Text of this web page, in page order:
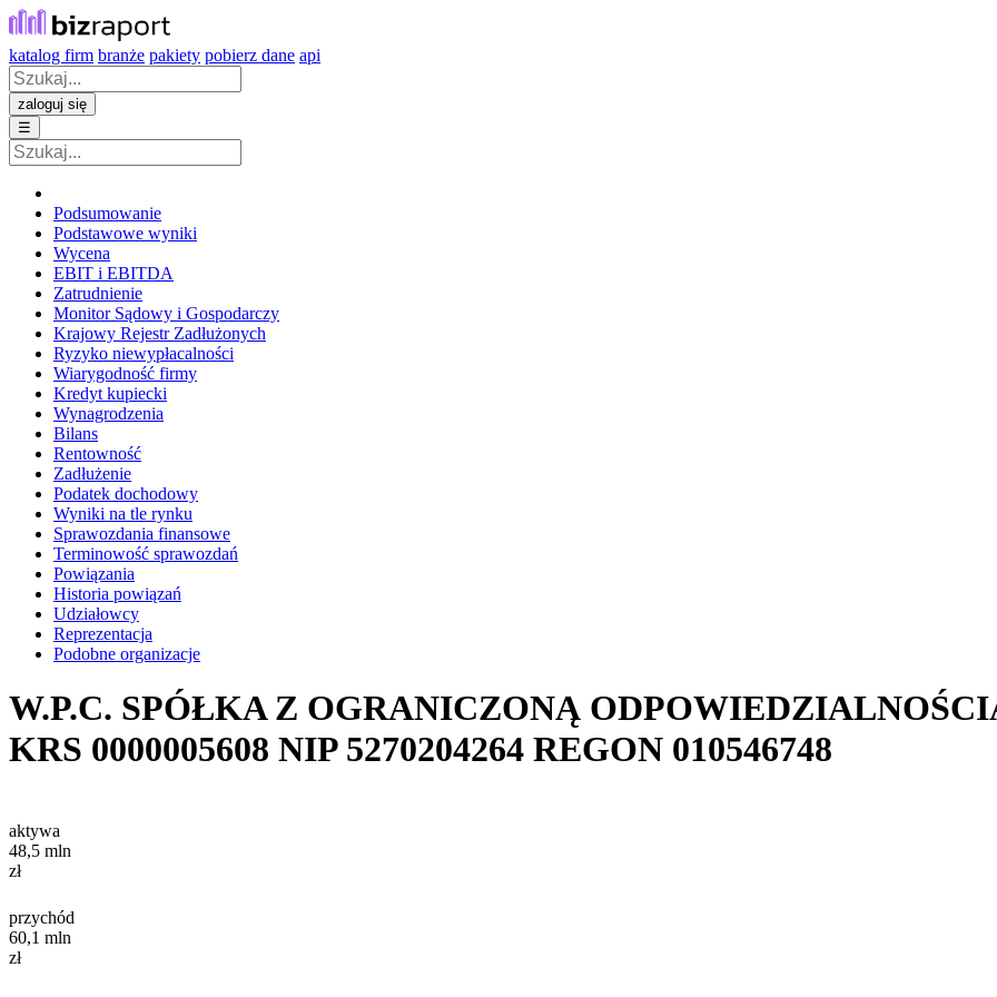
katalog firm branże pakiety pobierz dane api
zaloguj się
☰
Podsumowanie
Podstawowe wyniki
Wycena
EBIT i EBITDA
Zatrudnienie
Monitor Sądowy i Gospodarczy
Krajowy Rejestr Zadłużonych
Ryzyko niewypłacalności
Wiarygodność firmy
Kredyt kupiecki
Wynagrodzenia
Bilans
Rentowność
Zadłużenie
Podatek dochodowy
Wyniki na tle rynku
Sprawozdania finansowe
Terminowość sprawozdań
Powiązania
Historia powiązań
Udziałowcy
Reprezentacja
Podobne organizacje
W.P.C. SPÓŁKA Z OGRANICZONĄ
KRS 0000005608 NIP 5270204264 REGON 010546748
aktywa
48,5 mln
zł
przychód
60,1 mln
zł